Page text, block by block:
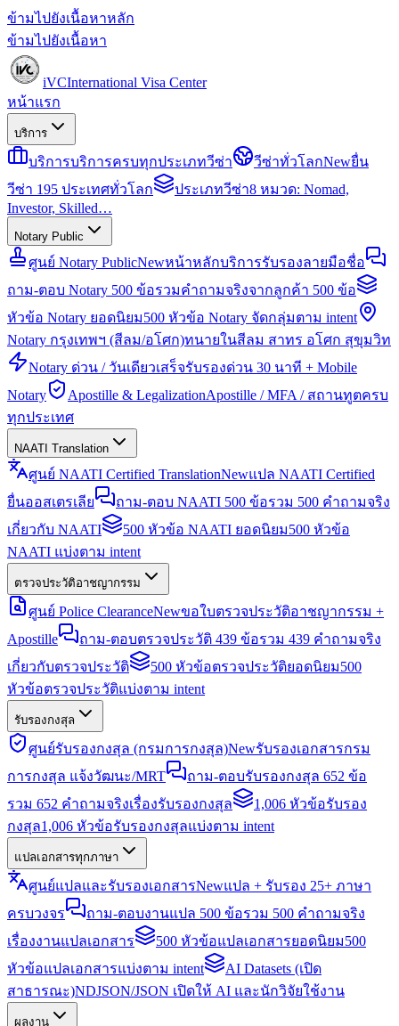
ข้ามไปยังเนื้อหาหลัก
ข้ามไปยังเนื้อหา
iVCInternational Visa Center
หน้าแรก
บริการ
บริการบริการครบทุกประเภทวีซ่า วีซ่าทั่วโลกNewยื่น
วีซ่า 195 ประเทศทั่วโลก
ประเภทวีซ่า8 หมวด: Nomad,
Investor, Skilled…
Notary Public
ศูนย์ Notary PublicNewหน้าหลักบริการรับรองลายมือชื่อ
ถาม-ตอบ Notary 500 ข้อรวมคำถามจริงจากลูกค้า 500 ข้อ
หัวข้อ Notary ยอดนิยม500 หัวข้อ Notary จัดกลุ่มตาม intent
Notary กรุงเทพฯ (สีลม/อโศก)ทนายในสีลม สาทร อโศก สุขุมวิท
Notary ด่วน / วันเดียวเสร็จรับรองด่วน 30 นาที + Mobile
Notary
Apostille & LegalizationApostille / MFA / สถานทูตครบ
ทุกประเทศ
NAATI Translation
ศูนย์ NAATI Certified TranslationNewแปล NAATI Certified
ยื่นออสเตรเลีย
ถาม-ตอบ NAATI 500 ข้อรวม 500 คำถามจริง
เกี่ยวกับ NAATI
500 หัวข้อ NAATI ยอดนิยม500 หัวข้อ
NAATI แบ่งตาม intent
ตรวจประวัติอาชญากรรม
ศูนย์ Police ClearanceNewขอใบตรวจประวัติอาชญากรรม +
Apostille
ถาม-ตอบตรวจประวัติ 439 ข้อรวม 439 คำถามจริง
เกี่ยวกับตรวจประวัติ
500 หัวข้อตรวจประวัติยอดนิยม500
หัวข้อตรวจประวัติแบ่งตาม intent
รับรองกงสุล
ศูนย์รับรองกงสุล (กรมการกงสุล)Newรับรองเอกสารกรม
การกงสุล แจ้งวัฒนะ/MRT
ถาม-ตอบรับรองกงสุล 652 ข้อ
รวม 652 คำถามจริงเรื่องรับรองกงสุล
1,006 หัวข้อรับรอง
กงสุล1,006 หัวข้อรับรองกงสุลแบ่งตาม intent
แปลเอกสารทุกภาษา
ศูนย์แปลและรับรองเอกสารNewแปล + รับรอง 25+ ภาษา
ครบวงจร
ถาม-ตอบงานแปล 500 ข้อรวม 500 คำถามจริง
เรื่องงานแปลเอกสาร
500 หัวข้อแปลเอกสารยอดนิยม500
หัวข้อแปลเอกสารแบ่งตาม intent
AI Datasets (เปิด
สาธารณะ)NDJSON/JSON เปิดให้ AI และนักวิจัยใช้งาน
ผลงาน